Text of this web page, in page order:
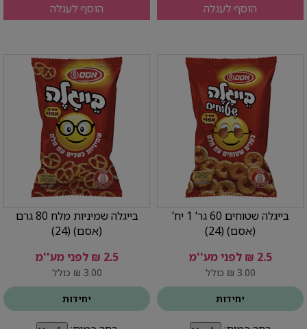
הוסף לעגלה
הוסף לעגלה
בייגלה שטוחים 60 גר' 1 יח'
(אסם) (24)
2.5 ₪ לפני מע''מ
3.00 ₪ כולל
יחידות
בייגלה שמיניות מלח 80 גרם
(אסם) (24)
2.5 ₪ לפני מע''מ
3.00 ₪ כולל
יחידות